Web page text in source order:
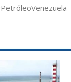
PetróleoVenezuela